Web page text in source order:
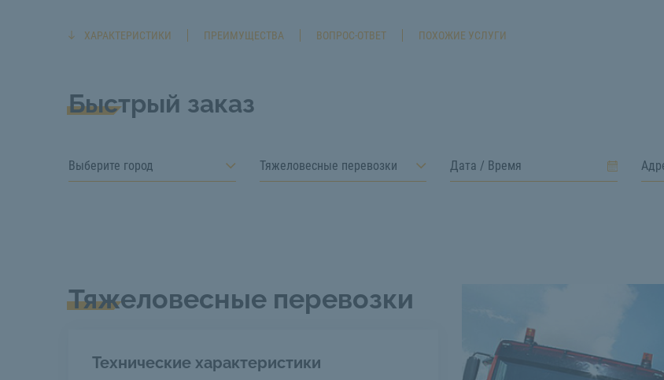
ХАРАКТЕРИСТИКИ ПРЕИМУЩЕСТВА ВОПРОС-ОТВЕТ ПОХОЖИЕ УСЛУГИ
Быстрый заказ
Выберите город Тяжеловесные перевозки
Тяжеловесные перевозки
Технические характеристики